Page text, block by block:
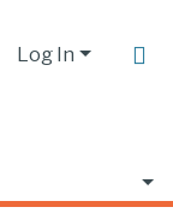
Log In